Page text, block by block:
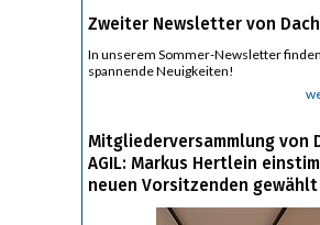
Zweiter Newsletter von
In unserem Sommer-Newsletter
spannende Neuigkeiten!
Mitgliederversammlung von
AGIL: Markus Hertlein
neuen Vorsitzenden gewählt